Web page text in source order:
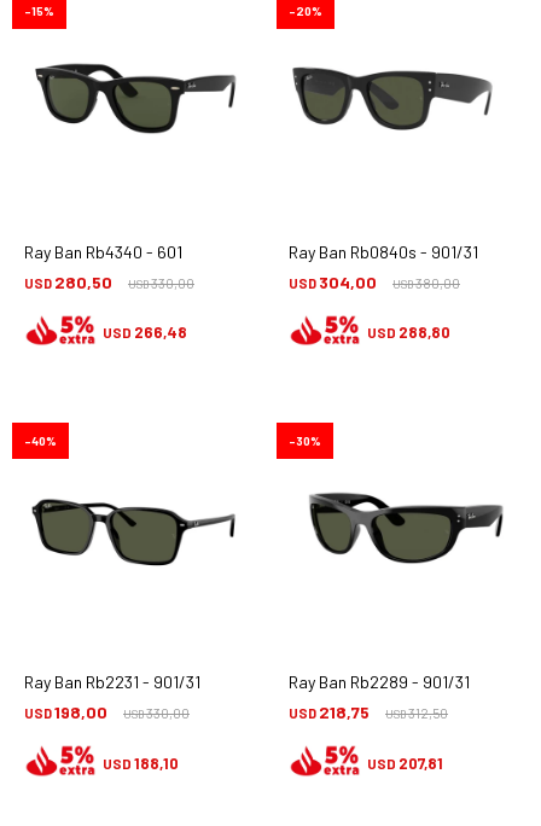
Ray Ban Rb4340 - 601
USD 280,50 USD330,00
15
USD 266,48
Ray Ban Rb0840s - 901/31
USD 304,00 USD380,00
20
USD 288,80
Ray Ban Rb2231 - 901/31
USD198,00 USD330,00
40
USD 188,10
Ray Ban Rb2289 - 901/31
USD 218,75 USD312,50
30
USD 207,81